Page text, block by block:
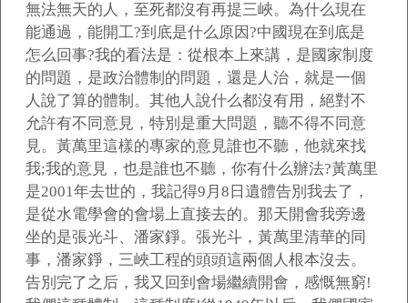
無法無天的人，至死都沒有再提三峽。為什么現在
能通過，能開工?到底是什么原因?中國現在到底是
怎么回事?我的看法是：從根本上來講，是國家制度
的問題，是政治體制的問題，還是人治，就是一個
人說了算的體制。其他人說什么都沒有用，絕對不
允許有不同意見，特別是重大問題，聽不得不同意
見。黃萬里這樣的專家的意見誰也不聽，他就來找
我;我的意見，也是誰也不聽，你有什么辦法?黃萬里
是2001年去世的，我記得9月8日遺體告別我去了，
是從水電學會的會場上直接去的。那天開會我旁邊
坐的是張光斗、潘家錚。張光斗，黃萬里清華的同
事，潘家錚，三峽工程的頭頭這兩個人根本沒去。
告別完了之后，我又回到會場繼續開會，感慨無窮!